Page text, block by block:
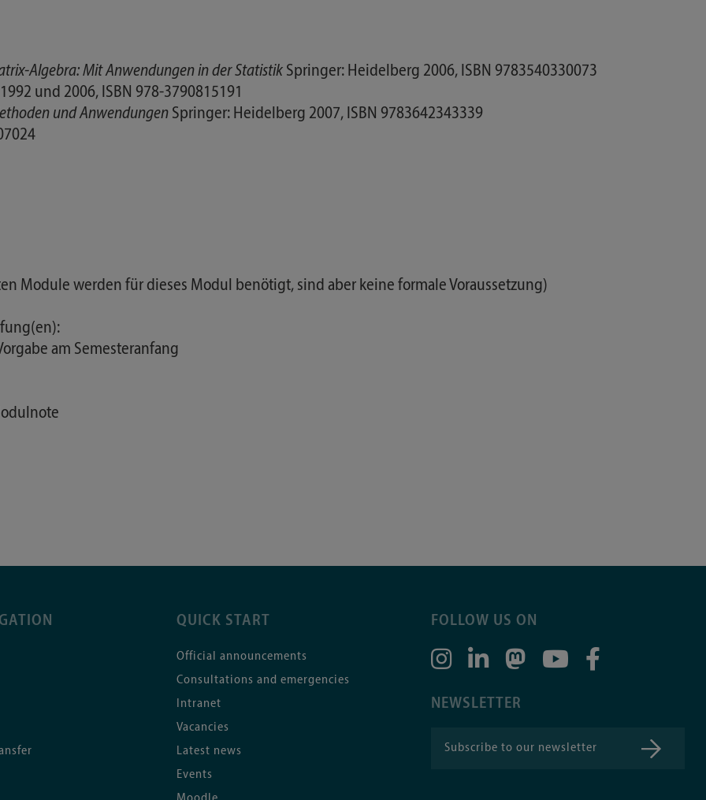
Algebra: Mit Anwendungen in der Statistik Springer: Heidelberg 2006, ISBN 9783540330073
und 2006, ISBN 978-3790815191
und Anwendungen Springer: Heidelberg 2007, ISBN 9783642343339
Module werden für dieses Modul benötigt, sind aber keine formale Voraussetzung)
am Semesteranfang
QUICK START
Official announcements
Consultations and emergencies
Intranet
Vacancies
Latest news
Events
FOLLOW US ON
NEWSLETTER
Subscribe to our newsletter